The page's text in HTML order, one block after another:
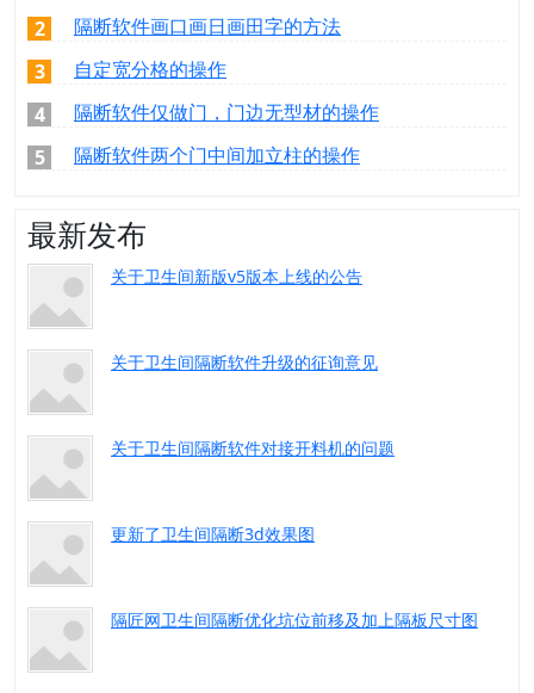
2
隔断软件画口画日画田字的方法
3
自定宽分格的操作
4
隔断软件仅做门，门边无型材的操作
5
隔断软件两个门中间加立柱的操作
最新发布
关于卫生间新版v5版本上线的公告
关于卫生间隔断软件升级的征询意见
关于卫生间隔断软件对接开料机的问题
更新了卫生间隔断3d效果图
隔匠网卫生间隔断优化坑位前移及加上隔板尺寸图